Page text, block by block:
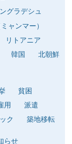
グラデシュ
ャンマー）
リトアニア
韓国 北朝鮮
貧困
用
派遣
ク 築地移転
らせ